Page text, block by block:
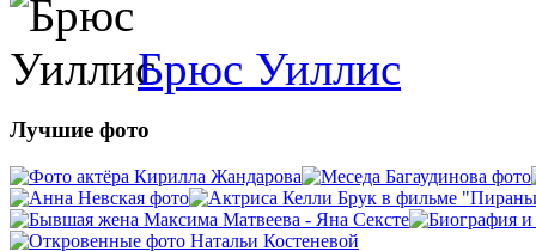
Брюс Уиллис
Лучшие фото